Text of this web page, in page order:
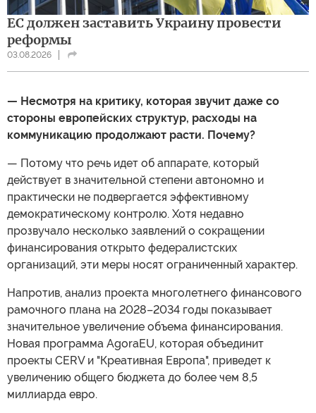
ЕС должен заставить Украину провести
реформы
03.08.2026
— Несмотря на критику, которая звучит даже со
стороны европейских структур, расходы на
коммуникацию продолжают расти. Почему?
— Потому что речь идет об аппарате, который
действует в значительной степени автономно и
практически не подвергается эффективному
демократическому контролю. Хотя недавно
прозвучало несколько заявлений о сокращении
финансирования открыто федералистских
организаций, эти меры носят ограниченный характер.
Напротив, анализ проекта многолетнего финансового
рамочного плана на 2028–2034 годы показывает
значительное увеличение объема финансирования.
Новая программа AgoraEU, которая объединит
проекты CERV и "Креативная Европа", приведет к
увеличению общего бюджета до более чем 8,5
миллиарда евро.